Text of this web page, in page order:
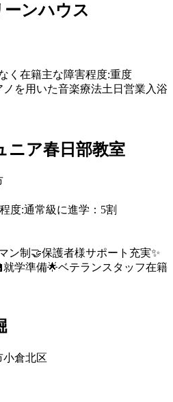
ーンハウス
く在籍主な障害程度:重度
ノを用いた音楽療法土日営業 入浴
ニア春日部教室
度:通常級に進学：5割
ン制🤝保護者様サポート充実✨
就学準備🌟ベテランスタッフ在籍
小倉北区